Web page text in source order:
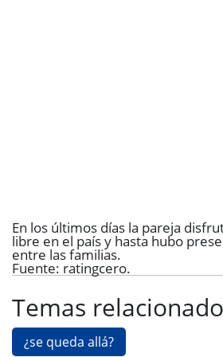
En los últimos días la pareja
libre en el país y hasta hubo
entre las familias.
Fuente: ratingcero.
Temas
¿se queda allá?